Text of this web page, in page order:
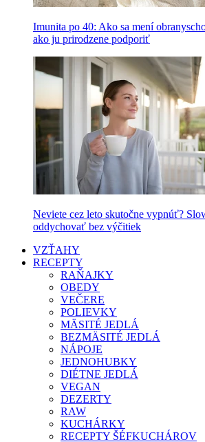
Imunita po 40: Ako sa mení
ako ju prirodzene podporiť
Neviete cez leto skutočne vypnúť?
oddychovať bez výčitiek
VZŤAHY
RECEPTY
RAŇAJKY
OBEDY
VEČERE
POLIEVKY
MÄSITÉ JEDLÁ
BEZMÄSITÉ JEDLÁ
NÁPOJE
JEDNOHUBKY
DIÉTNE JEDLÁ
VEGAN
DEZERTY
RAW
KUCHÁRKY
RECEPTY ŠÉFKUCHÁROV